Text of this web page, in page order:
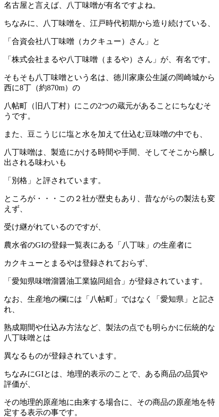
名古屋と言えば、八丁味噌が有名ですよね。
ちなみに、八丁味噌を、江戸時代初期から造り続けている、
「合資会社八丁味噌（カクキュー）さん」と
「株式会社まるや八丁味噌（まるや）さん」が、有名です。
そもそも八丁味噌という名は、徳川家康公生誕の岡崎城から
西に8丁（約870m）の
八帖町（旧八丁村）にこの2つの蔵元があることにちなむそ
うです。
また、豆こうじに塩と水を加えて仕込む豆味噌の中でも、
八丁味噌は、製造にかける時間や手間、そしてそこから醸し
出される味わいも
「別格」と評されています。
ところが・・・この２社が歴史もあり、昔ながらの製法も変
えず、
受け継がれているのですが、
農水省のGIの登録一覧表にある「八丁味」の生産者に
カクキューとまるやは登録されておらず、
「愛知県味噌溜醤油工業協同組合」が登録されています。
なお、生産地の欄には「八帖町」ではなく「愛知県」と記さ
れ、
熟成期間や仕込み方法など、製法の点でも明らかに伝統的な
八丁味噌とは
異なるものが登録されています。
ちなみにGIとは、地理的表示のことで、ある商品の品質や
評価が、
その地理的原産地に由来する場合に、その商品の原産地を特
定する表示の事です。